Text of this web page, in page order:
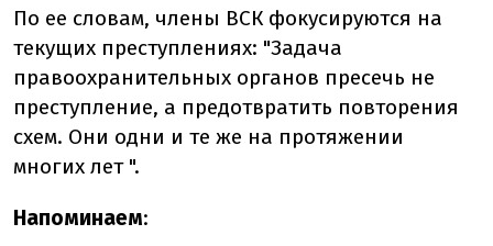
По ее словам, члены ВСК фокусируются на
текущих преступлениях: "Задача
правоохранительных органов пресечь не
преступление, а предотвратить повторения
схем. Они одни и те же на протяжении
многих лет ".
Напоминаем: